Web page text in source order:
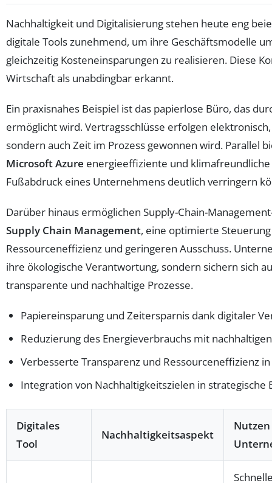
Nachhaltigkeit und Digitalisierung stehen heute eng
digitale Tools zunehmend, um ihre Geschäftsmodelle
gleichzeitig Kosteneinsparungen zu realisieren. Diese
Wirtschaft als unabdingbar erkannt.
Ein praxisnahes Beispiel ist das papierlose Büro, das
ermöglicht wird. Vertragsschlüsse erfolgen
sondern auch Zeit im Prozess gewonnen wird. Parallel
Microsoft Azure energieeffiziente und klimafreundliche
Fußabdruck eines Unternehmens deutlich verringern
Darüber hinaus ermöglichen Supply-Chain-
Supply Chain Management, eine optimierte
Ressourceneffizienz und geringeren Ausschuss.
ihre ökologische Verantwortung, sondern sichern sich
transparente und nachhaltige Prozesse.
Papiereinsparung und Zeitersparnis dank digitaler
Reduzierung des Energieverbrauchs mit
Verbesserte Transparenz und Ressourceneffizienz
Integration von Nachhaltigkeitszielen in strategische
Digitales
Tool
Nachhaltigkeitsaspekt